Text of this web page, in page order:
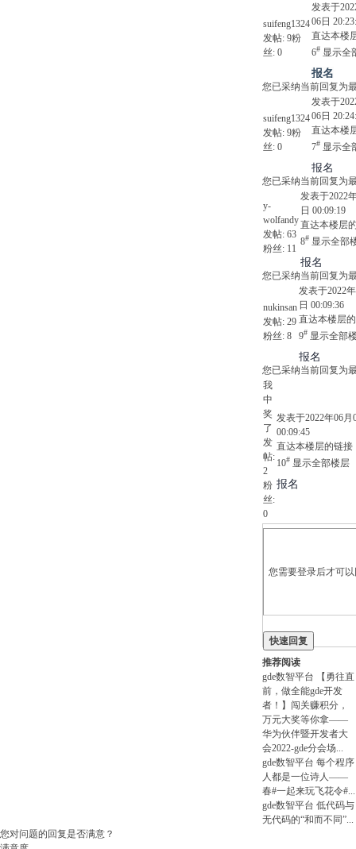
suifeng1324
发帖: 9粉
丝: 0
发表于
06日
直达本楼
6# 显示全
报名
您已采纳当前回复为
suifeng1324
发帖: 9粉
丝: 0
发表于
06日
直达本楼
7# 显示全
报名
您已采纳当前回复为
y-
wolfandy
发帖: 63
粉丝: 11
发表于2022
日 00:09:19
直达本楼层
8# 显示全部
报名
您已采纳当前回复为
nukinsan
发帖: 29
粉丝: 8
发表于2022
日 00:09:36
直达本楼层
9# 显示全部
报名
您已采纳当前回复为
我
中
奖
了
发
帖:
2
粉
丝:
0
发表于2022年06月
00:09:45
直达本楼层的链接
10# 显示全部楼层
报名
您需要登录后才可
即注册
快速回复
推荐阅读
gde数智平台
【勇往直
前，做全能gde开发
者！】闯关赚积分，
万元大奖等你拿——
华为伙伴暨开发者大
会2022-gde分会场
gde数智平台 每个程序
人都是一位诗人——
春#一起来玩飞花令#
gde数智平台 低代码与
无代码的“和而不同”
您对问题的回复是否满意？